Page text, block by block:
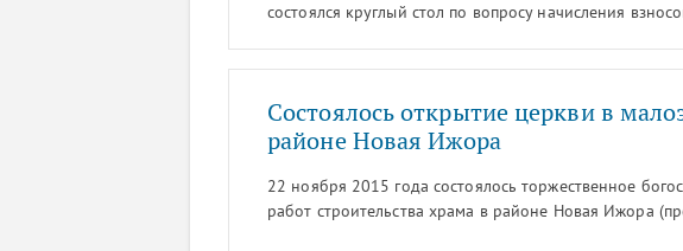
состоялся круглый стол по вопросу начисления
Состоялось открытие церкви в
районе Новая Ижора
22 ноября 2015 года состоялось торжественное
работ строительства храма в районе Новая Ижора